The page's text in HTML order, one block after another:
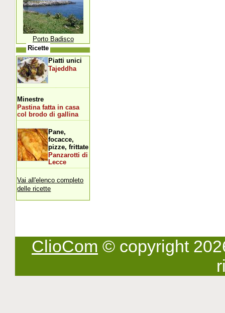
Porto Badisco
Ricette
Piatti unici
Tajeddha
Minestre
Pastina fatta in casa
col brodo di gallina
Pane,
focacce,
pizze, frittate
Panzarotti di
Lecce
Vai all'elenco completo
delle ricette
ClioCom © copyright